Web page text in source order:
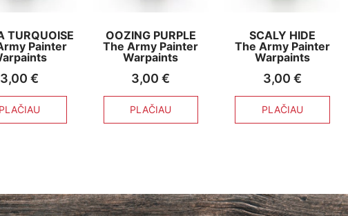
TURQUOISE
Painter
3,00 €
PLAČIAU
OOZING PURPLE
The Army Painter
Warpaints
3,00€
PLAČIAU
SCALY HIDE
The Army Painter
Warpaints
3,00 €
PLAČIAU